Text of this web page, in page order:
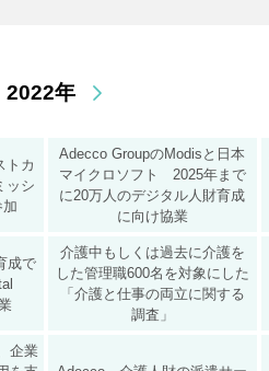
2022年
トカ
ッシ
加
Adecco GroupのModisと日本
マイクロソフト 2025年まで
に20万人のデジタル人財育成
に向け協業
成で
介護中もしくは過去に介護を
した管理職600名を対象にした
「介護と仕事の両立に関する
調査」
企業